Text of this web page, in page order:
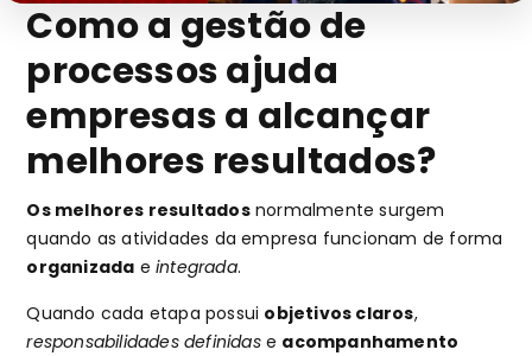
Como a gestão de
processos ajuda
empresas a alcançar
melhores resultados?
Os melhores resultadosnormalmente surgem
quando as atividades da empresa funcionam de forma
organizada eintegrada.
Quando cada etapa possui objetivos claros,
responsabilidades definidase acompanhamento